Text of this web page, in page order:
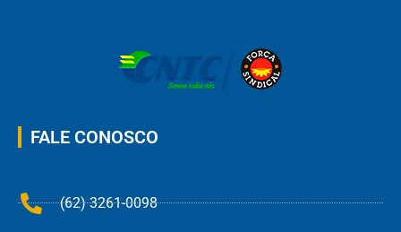
FALE CONOSCO
(62) 3261-0098